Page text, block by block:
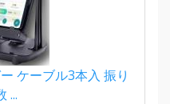
ケーブル3本入 振り
...